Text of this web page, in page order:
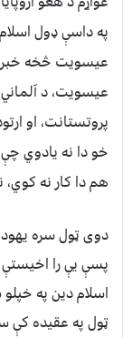
په داسې ډول
عیسویت څخه
عیسویت، د
پروتستانت، او
خو دا نه یادوي چې
هم دا کار نه کوي،
دوی ټول سره
پسې يې را
اسلام دین په
ټول په عقیده کې